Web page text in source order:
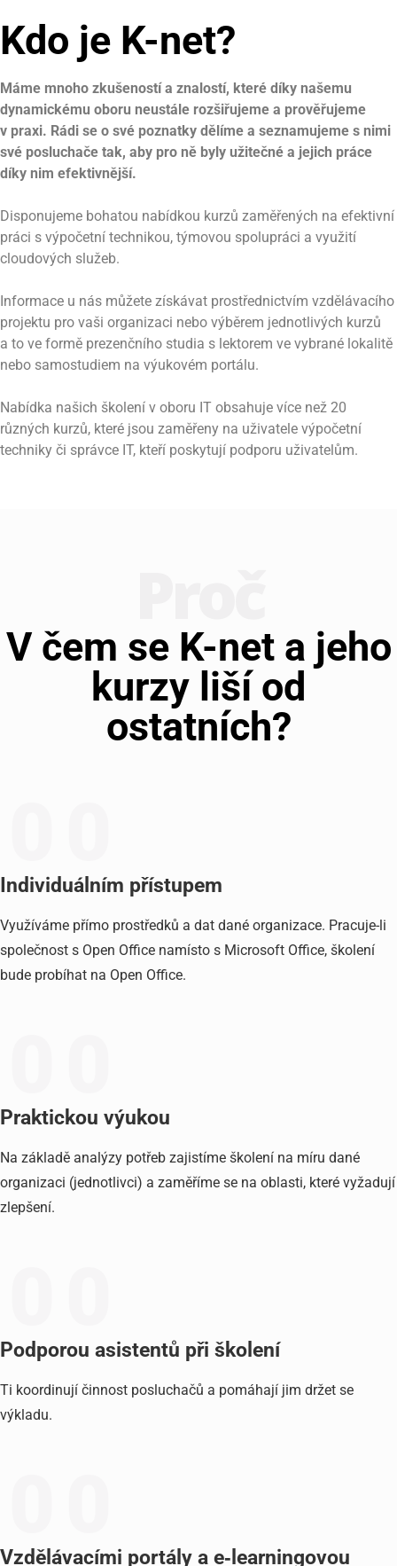
Kdo je K-net?
Máme mnoho zkušeností a znalostí, které díky našemu
dynamickému oboru neustále rozšiřujeme a prověřujeme
v praxi. Rádi se o své poznatky dělíme a seznamujeme s nimi
své posluchače tak, aby pro ně byly užitečné a jejich práce
díky nim efektivnější.
Disponujeme bohatou nabídkou kurzů zaměřených na efektivní
práci s výpočetní technikou, týmovou spolupráci a využití
cloudových služeb.
Informace u nás můžete získávat prostřednictvím vzdělávacího
projektu pro vaši organizaci nebo výběrem jednotlivých kurzů
a to ve formě prezenčního studia s lektorem ve vybrané lokalitě
nebo samostudiem na výukovém portálu.
Nabídka našich školení v oboru IT obsahuje více než 20
různých kurzů, které jsou zaměřeny na uživatele výpočetní
techniky či správce IT, kteří poskytují podporu uživatelům.
V čem se K-net a jeho
kurzy liší od
ostatních?
Individuálním přístupem
Využíváme přímo prostředků a dat dané organizace. Pracuje-li
společnost s Open Office namísto s Microsoft Office, školení
bude probíhat na Open Office.
Praktickou výukou
Na základě analýzy potřeb zajistíme školení na míru dané
organizaci (jednotlivci) a zaměříme se na oblasti, které vyžadují
zlepšení.
Podporou asistentů při školení
Ti koordinují činnost posluchačů a pomáhají jim držet se
výkladu.
Vzdělávacími portály a e‑learningovou